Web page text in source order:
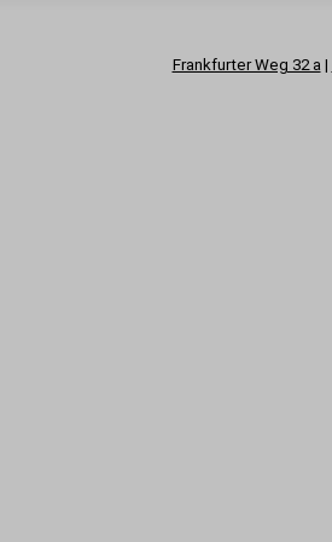
Frankfurter Weg 32 a |